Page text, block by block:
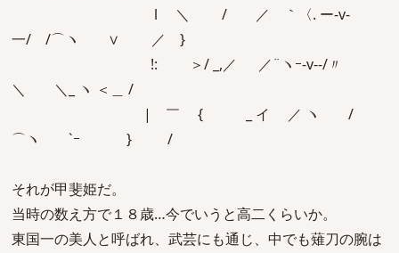
l ＼ / ／ ｀〈. ー-v-
一/ /⌒ヽ ∨ ／ }
!: ＞/ _,／ ／¨ヽｰ-v-‐/〃
＼ ＼_ ヽ ＜＿ /
| ￣ { _ イ ／ ヽ /
⌒ヽ `ｰ } /
それが甲斐姫だ。
当時の数え方で１８歳…今でいうと高二くらいか。
東国一の美人と呼ばれ、武芸にも通じ、中でも薙刀の腕は